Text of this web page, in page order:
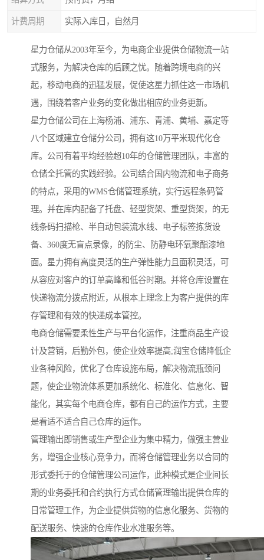
计费周期 实际入库日，自然月
星力仓储从2003年至今，为电商企业提供仓储物流一站
式服务，为解决仓库的后顾之忧。随着跨境电商的兴
起，移动电商的迅猛发展，促使这星力抓住这一市场机
遇，围绕着客户业务的变化做出相应的业务更新。
星力仓储公司在上海杨浦、浦东、青浦、黄埔、嘉定等
八个区域建立仓储分公司，拥有这10万平米现代化仓
库。公司有着平均经验超10年的仓储管理团队，丰富的
仓储全托管的实践经验。公司结合国内物流和电子商务
的特点，采用的WMS仓储管理系统，实行远程条码管
理。并在库内配备了托盘、轻型货架、重型货架，的无
线条码扫描枪、半自动包装流水线、电子标签拣货设
备、360度无盲点录像，的防尘、防静电环氧聚酯漆地
面。星力拥有高度灵活的生产弹性能力且面积灵活，可
从容应对客户的订单高峰和低谷时期。并将仓库设置在
快递物流分拨点附近，从根本上理念上为客户提供的库
存管理和有效的快递成本管控。
电商仓储需要柔性生产与平台化运作，注重商品生产设
计及营销，后勤外包，使企业效率提高;润宝仓储降低企
业各种风险，优化了仓库设施布局，解决物流瓶颈问
题，使企业物流体系更加系统化、标准化、信息化、智
能化，其实每个电商仓库，都有自己的运作方式，主要
是看适不适合自己仓库的运作。
管理输出即销售或生产型企业为集中精力，做强主营业
务，增强企业核心竞争力，而将仓储管理业务以合同的
形式委托于的仓储管理公司运作，此种模式是企业间长
期的业务委托和合约执行方式仓储管理输出提供仓库的
日常管理工作，为企业提供货物的信息化服务、货物的
配送服务、快速的仓库作业水准服务等。